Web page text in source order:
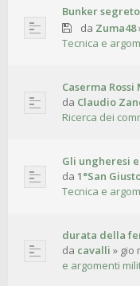
Bunker
da Zuma48
Tecnica e
Caserma Rossi
da Claudio
Ricerca dei
Gli ungheresi
da 1°San
Tecnica e
durata della
da cavalli » gio
e argomenti